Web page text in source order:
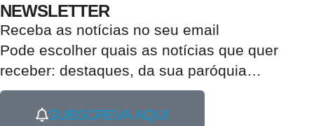
NEWSLETTER
Receba as notícias no seu email​
Pode escolher quais as notícias que quer
receber: destaques, da sua paróquia…
SUBSCREVA AQUI